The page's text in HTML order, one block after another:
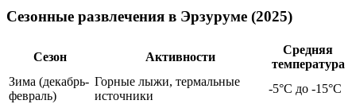
Сезонные развлечения в Эрзуруме (2025)
Сезон Активности
Средняя
температура
Зима (декабрь-
февраль)
Горные лыжи, термальные
источники
-5°C до -15°C